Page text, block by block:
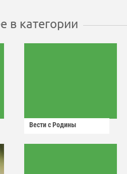
в категории
Вести с Родины